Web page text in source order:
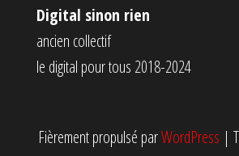
Digital sinon rien
ancien collectif
le digital pour tous 2018-2024
Fièrement propulsé parWordPress |